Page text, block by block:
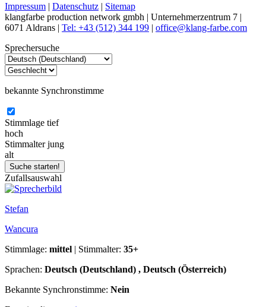
Impressum | Datenschutz | Sitemap
klangfarbe production network gmbh | Unternehmerzentrum 7 |
6071 Aldrans | Tel: +43 (512) 344 199 | office@klang-farbe.com
Sprechersuche
bekannte Synchronstimme
Stimmlage tief
hoch
Stimmalter jung
alt
Zufallsauswahl
Stefan
Wancura
Stimmlage: mittel | Stimmalter: 35+
Sprachen: Deutsch (Deutschland) , Deutsch (Österreich)
Bekannte Synchronstimme: Nein